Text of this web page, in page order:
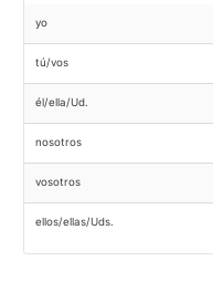
yo
tú/vos
él/ella/Ud.
nosotros
vosotros
ellos/ellas/Uds.